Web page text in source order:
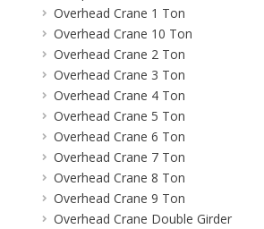
Overhead Crane 1 Ton
Overhead Crane 10 Ton
Overhead Crane 2 Ton
Overhead Crane 3 Ton
Overhead Crane 4 Ton
Overhead Crane 5 Ton
Overhead Crane 6 Ton
Overhead Crane 7 Ton
Overhead Crane 8 Ton
Overhead Crane 9 Ton
Overhead Crane Double Girder